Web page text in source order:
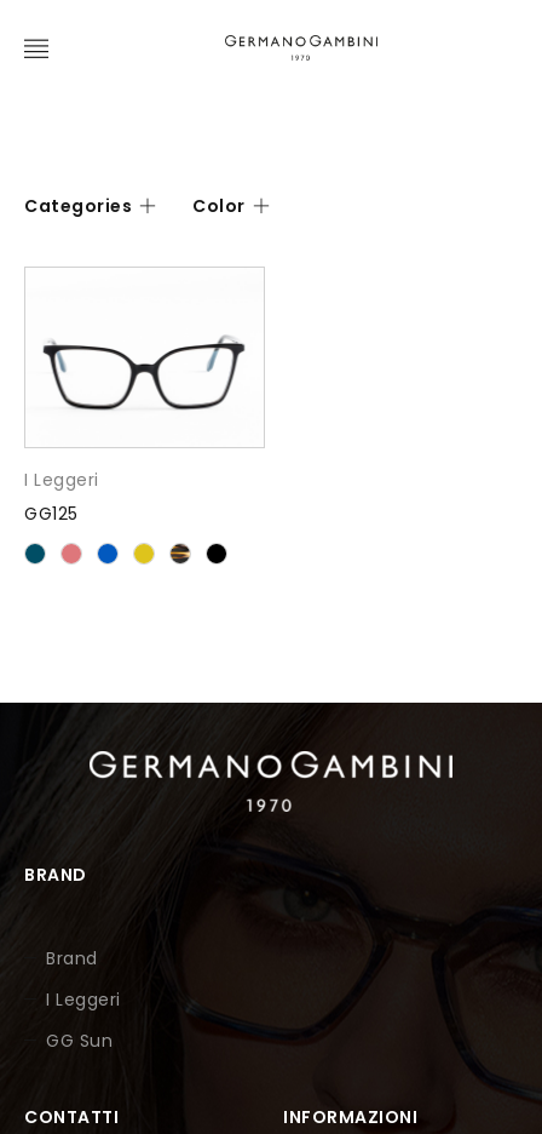
Categories Color
I Leggeri
GG125
BRAND
Brand
I Leggeri
GG Sun
CONTATTI INFORMAZIONI